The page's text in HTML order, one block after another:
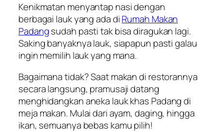
Kenikmatan menyantap nasi dengan
berbagai lauk yang ada diRumah Makan
Padangsudah pasti tak bisa diragukan lagi.
Saking banyaknya lauk, siapapun pasti galau
ingin memilih lauk yang mana.
Bagaimana tidak? Saat makan di restorannya
secara langsung, pramusaji datang
menghidangkan aneka lauk khas Padang di
meja makan. Mulai dari ayam, daging, hingga
ikan, semuanya bebas kamu pilih!